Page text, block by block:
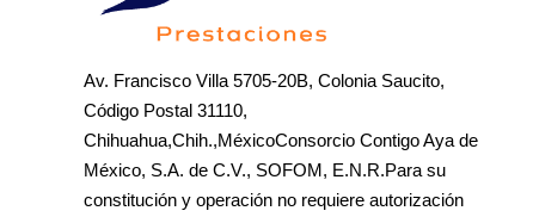
Av. Francisco Villa 5705-20B, Colonia Saucito,
Código Postal 31110,
Chihuahua,Chih.,MéxicoConsorcio Contigo Aya de
México, S.A. de C.V., SOFOM, E.N.R.Para su
constitución y operación no requiere autorización